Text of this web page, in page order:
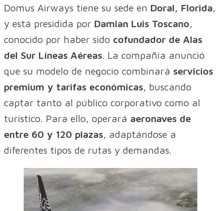
Domus Airways tiene su sede en Doral, Florida,
y está presidida por Damian Luis Toscano,
conocido por haber sido cofundador de Alas
del Sur Líneas Aéreas. La compañía anunció
que su modelo de negocio combinará servicios
premium y tarifas económicas, buscando
captar tanto al público corporativo como al
turístico. Para ello, operará aeronaves de
entre 60 y 120 plazas, adaptándose a
diferentes tipos de rutas y demandas.